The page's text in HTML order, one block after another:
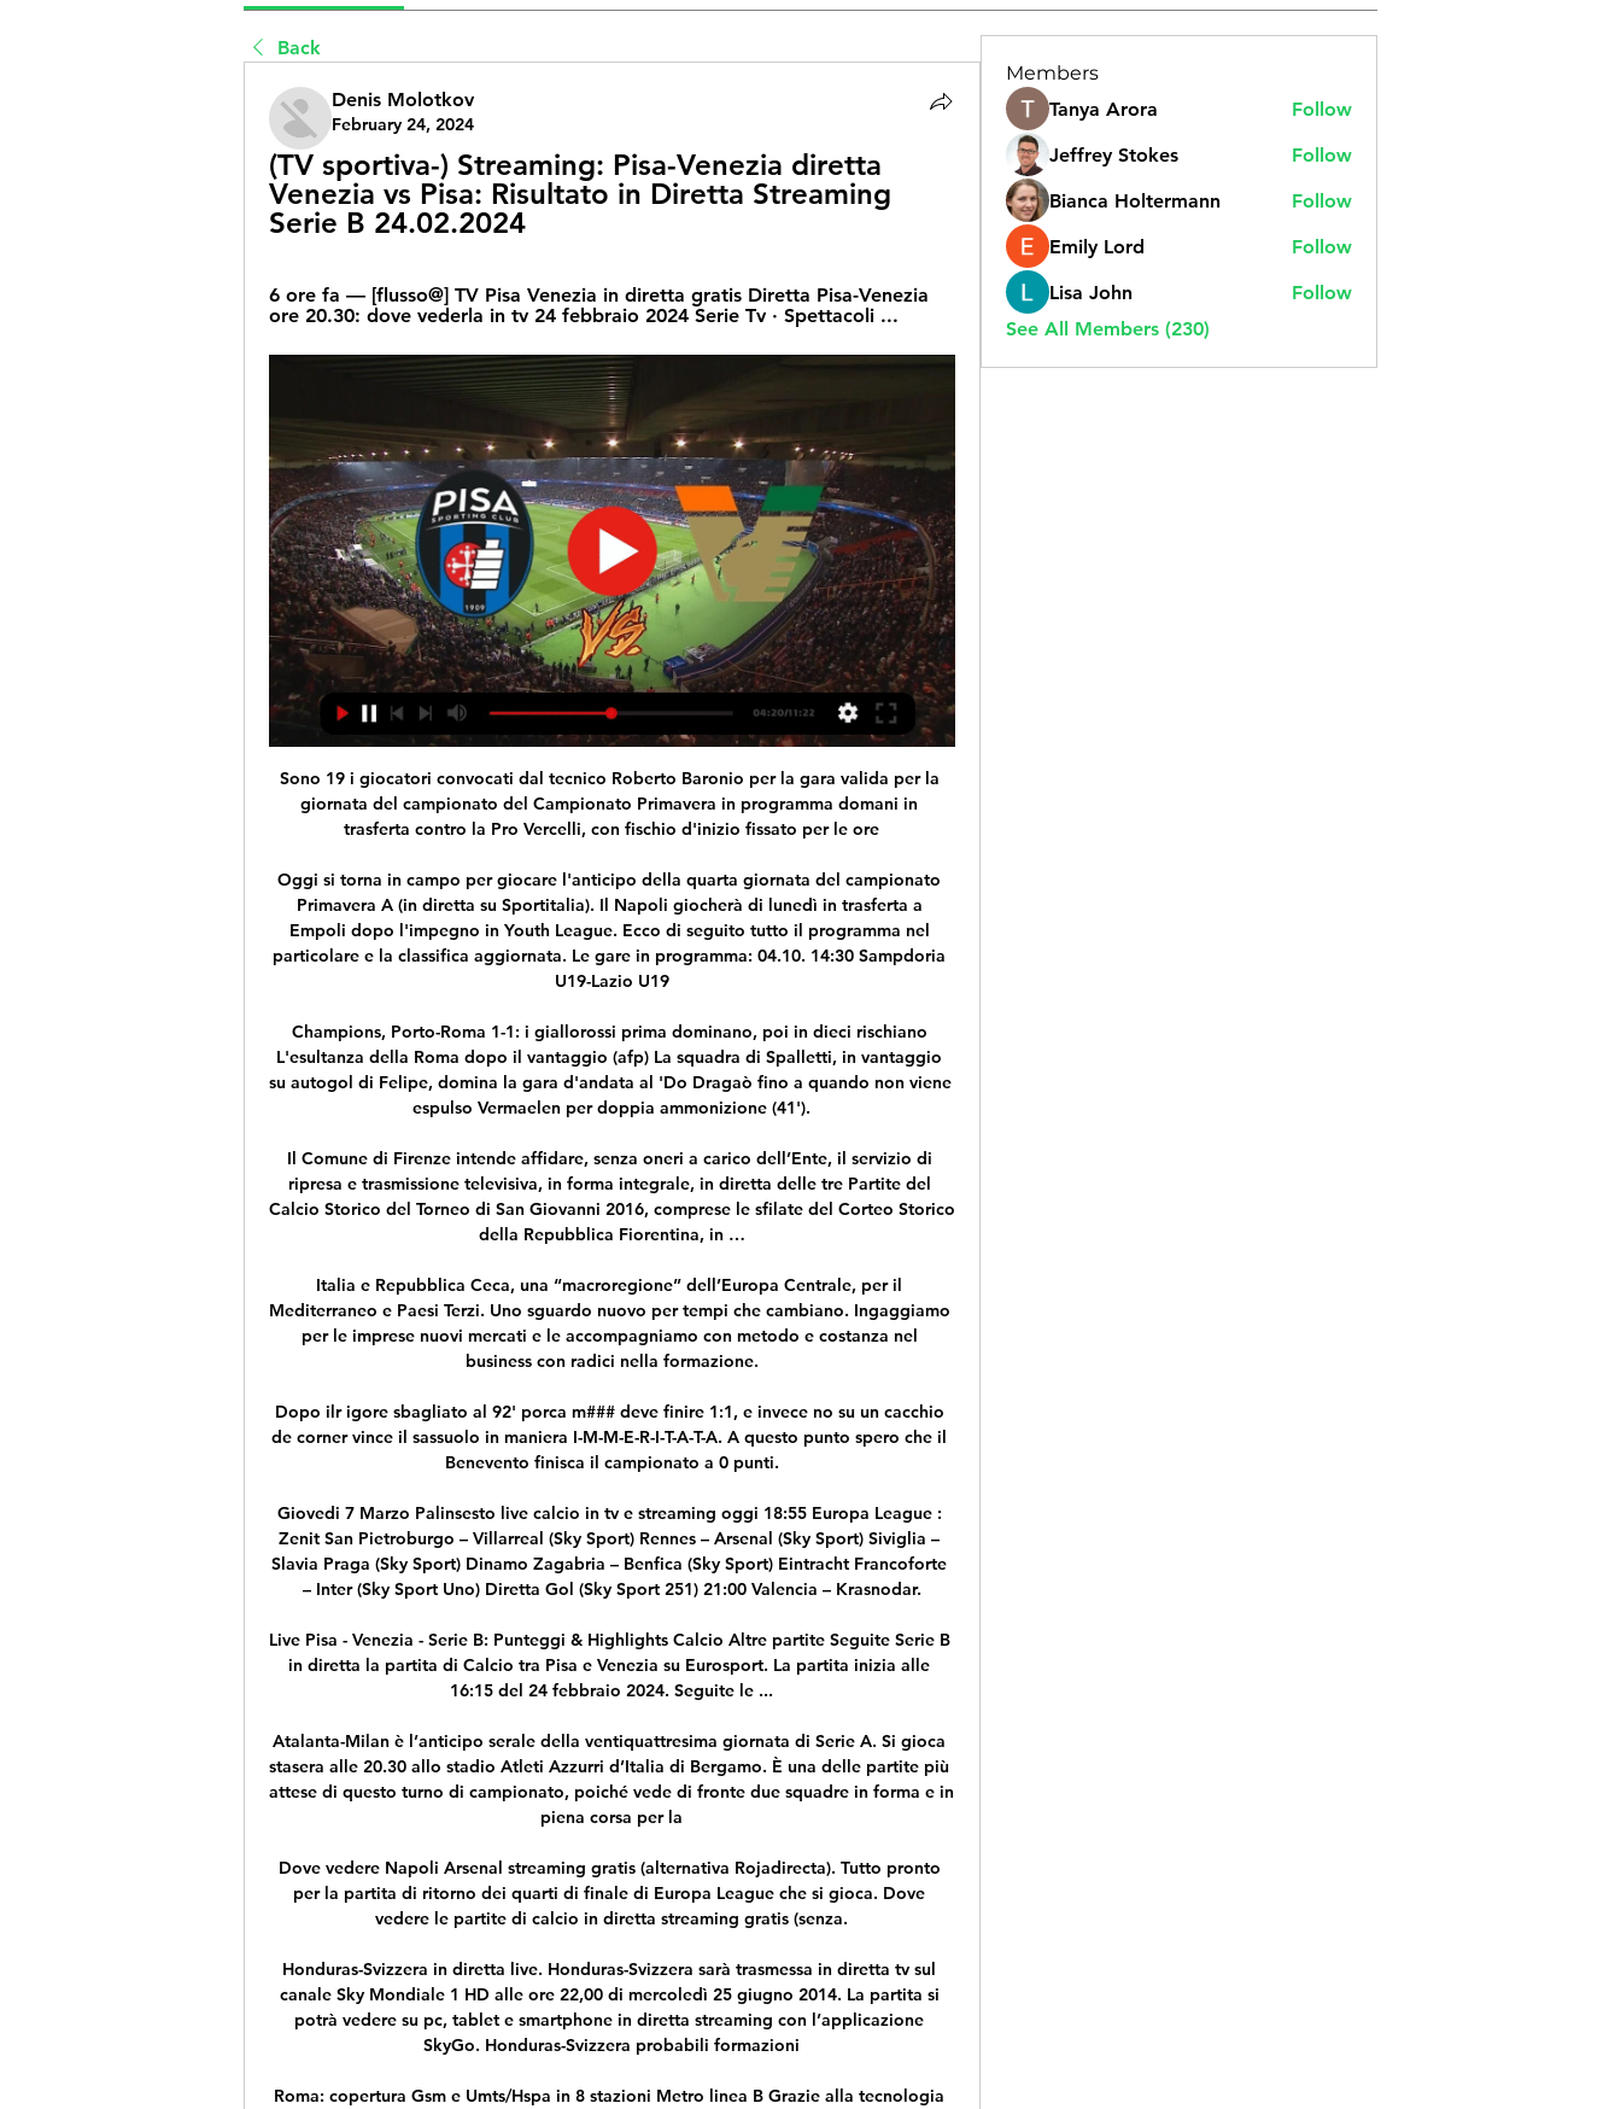
Back
Denis Molotkov
February 24, 2024
(TV sportiva-) Streaming: Pisa-Venezia diretta
Venezia vs Pisa: Risultato in Diretta Streaming
Serie B 24.02.2024
6 ore fa — [flusso@] TV Pisa Venezia in diretta gratis Diretta Pisa-Venezia
ore 20.30: dove vederla in tv 24 febbraio 2024 Serie Tv · Spettacoli ...
Sono 19 i giocatori convocati dal tecnico Roberto Baronio per la gara valida per la giornata del campionato del Campionato Primavera in programma domani in trasferta contro la Pro Vercelli, con fischio d'inizio fissato per le ore

Oggi si torna in campo per giocare l'anticipo della quarta giornata del campionato Primavera A (in diretta su Sportitalia). Il Napoli giocherà di lunedì in trasferta a Empoli dopo l'impegno in Youth League. Ecco di seguito tutto il programma nel particolare e la classifica aggiornata. Le gare in programma: 04.10. 14:30 Sampdoria U19-Lazio U19

Champions, Porto-Roma 1-1: i giallorossi prima dominano, poi in dieci rischiano L'esultanza della Roma dopo il vantaggio (afp) La squadra di Spalletti, in vantaggio su autogol di Felipe, domina la gara d'andata al 'Do Dragaò fino a quando non viene espulso Vermaelen per doppia ammonizione (41').

Il Comune di Firenze intende affidare, senza oneri a carico dell’Ente, il servizio di ripresa e trasmissione televisiva, in forma integrale, in diretta delle tre Partite del Calcio Storico del Torneo di San Giovanni 2016, comprese le sfilate del Corteo Storico della Repubblica Fiorentina, in …

Italia e Repubblica Ceca, una “macroregione” dell’Europa Centrale, per il Mediterraneo e Paesi Terzi. Uno sguardo nuovo per tempi che cambiano. Ingaggiamo per le imprese nuovi mercati e le accompagniamo con metodo e costanza nel business con radici nella formazione.

Dopo ilr igore sbagliato al 92' porca m### deve finire 1:1, e invece no su un cacchio de corner vince il sassuolo in maniera I-M-M-E-R-I-T-A-T-A. A questo punto spero che il Benevento finisca il campionato a 0 punti.

Giovedi 7 Marzo Palinsesto live calcio in tv e streaming oggi 18:55 Europa League : Zenit San Pietroburgo – Villarreal (Sky Sport) Rennes – Arsenal (Sky Sport) Siviglia – Slavia Praga (Sky Sport) Dinamo Zagabria – Benfica (Sky Sport) Eintracht Francoforte – Inter (Sky Sport Uno) Diretta Gol (Sky Sport 251) 21:00 Valencia – Krasnodar.

Live Pisa - Venezia - Serie B: Punteggi & Highlights Calcio Altre partite Seguite Serie B in diretta la partita di Calcio tra Pisa e Venezia su Eurosport. La partita inizia alle 16:15 del 24 febbraio 2024. Seguite le ...

Atalanta-Milan è l’anticipo serale della ventiquattresima giornata di Serie A. Si gioca stasera alle 20.30 allo stadio Atleti Azzurri d’Italia di Bergamo. È una delle partite più attese di questo turno di campionato, poiché vede di fronte due squadre in forma e in piena corsa per la

Dove vedere Napoli Arsenal streaming gratis (alternativa Rojadirecta). Tutto pronto per la partita di ritorno dei quarti di finale di Europa League che si gioca. Dove vedere le partite di calcio in diretta streaming gratis (senza.

Honduras-Svizzera in diretta live. Honduras-Svizzera sarà trasmessa in diretta tv sul canale Sky Mondiale 1 HD alle ore 22,00 di mercoledì 25 giugno 2014. La partita si potrà vedere su pc, tablet e smartphone in diretta streaming con l’applicazione SkyGo. Honduras-Svizzera probabili formazioni

Roma: copertura Gsm e Umts/Hspa in 8 stazioni Metro linea B Grazie alla tecnologia dei maggiori gestori telefonici si può chiamare con tutti i cellulari e smartphone anche in metro B da Bologna a Rebibbia.

Affacciato direttamente sul mare (a 50 m da spiagge di sabbia e scogli), il Cala d’Ostia è immerso in una lussureggiante area verde di oltre 75.000 mq di pini ed eucaliptus (190 piazzole delimitate e attrezzate, 70% ombreggiate), un oasi di silenzio, pace e tranquillità perfetto per una vacanza fatta di …

Compagnie aeree con voli per Tunisia elencate su Skyscanner. Il modo piů rapido per trovare il biglietto aereo più economico per le compagnie aeree a basso prezzo. Informazioni accurate su voli economici, last minute e charter per Tunisia.

Prima della partita Spjelkavik si trova al 3 posto nella tabella, invece Traeff si trova al 6 posto. L’ultima partita Spjelkavik è terminata con la vittoria di 2:0 su Aalesund 2. L’ultima partita Spjelkavik è terminata con la vittoria di 2:0 su Aalesund 2.

Portate il latte a sfiorare il bollore e poi aggiungete il riso (Carnaroli oppure Arborio) 8 e cuocete sempre a fuoco dolce mescolando di tanto in tanto 9. Lasciate sul fuoco per 30 minuti e se dovesse asciugarsi troppo aggiungete altro latte caldo.

Il rinato Corpo musicale darà l’anno successivo un primo concerto pubblico fra l’entusiasmo della popolazione, a cui farà seguito, all’Albergo Paradiso, una veglia danzante ‘pro Musica’ con canti e inni… fascisti”. (Albosaggia, 17.8.1929).

La partita tra Liverpool e Tottenham potrà essere seguita in 4K Ultra HD su Rai 4K, canale 210 di tivùsat. Ma anche su tablet o smartphone tramite la nuova app Tivùon. Anche Sky la trasmetterà in diretta …

l-4] nel comune di roma, località tragliatella, a circa 30 min dal mare (passoscuro, maccarese, ladispoli), a 20 min dal lago di bracciano ed a 40 min da roma : vendesi immobile terra-tetto composto da due appartamenti di cui uno al piano primo con ingresso indipendente, ristrutturato, di circa mq 90 e composto da salone con cucina aperta, 2...

FC Juárez [U20], Fußballverein aus Messico. Informativa. calcio.com utilizza cookies, anche di terze parti. Proseguendo la navigazione, accedendo ad altre aree del sito o interagendo con elementi del sito manifesti il tuo consenso all'uso dei cookies.

CERAMICA FLAMINIA S.p.A. Ceramica Flaminia è una azienda italiana specializzata nella produzione di sanitari ed arredi per il bagno in ceramica. L’azienda nasce nel 1955 come fabbrica artigianale ma, nel giro di trent'anni la sua rapida crescita rende necessario l'avvio di …

Contribuisce in maniera significativa anche il Museo Gori e Zucchi della Unoaerre di Arezzo, poiché nella mostra, e nella sede dellʼoratorio della Chiesa di San Bartolomeo di Valenza, verranno esposte 45 preziose ed uniche sculture gioiello realizzate da Giò Pomodoro. La rassegna è curata da Marco Meneguzzo e da Giuliana Godio di Arte Futura.

Venezia FC diretta Pisa News: ultime no | IGO Group 11 ore fa — Streaming: Pisa SC - Venezia FC diretta Pisa News: ultime notizie live di oggi 24 febbraio 2024 Guarda in diretta Calcio, la diretta di ...

La Costa Smeralda si è sviluppata grazie ad un sincero rispetto della natura coniugato all'espressività sobria e pura delle abitazioni, episodi architettonici unici, di grande pregio. Queste regole di rispetto della natura hanno fatto sì che una villa confinante mare abbia oggi un valore inestimabile: come un quadro d’autore che non ha prezzo.

AC Nardo v Città di Fasano; AC Nardo. AC Nardo 0-1 Città di Fasano 2019-09-08 13:00. stadio: Stadio Comunale Giovanni Paolo II Round: 2 . F Città di Fasano. Matches Charts Vip Data Storia Odds Classifica. Head to Head. Italia - Serie D: 2019/04/28 13:00: Città di Fasano v.

PISA-VENEZIA oggi in tv: data, orario e diretta streaming 4 ore fa — La partita andrà in scena nella giornata di sabato 24 febbraio alle ore 16:15; la diretta televisiva sarà affidata a Sky Sport 252, mentre lo ...

Di seguito il tabellino del match fra Cagliari ed Inter, seconda giornata di campionato: CAGLIARI (3-5-2) Olsen; Pisacane (74' Castro), Ceppitelli,.

“Cari colleghi, Gentili amici, permettetemi, con estremo piacere, di darvi il più caloroso benvenuto al 55. Rally del Friuli Venezia Giulia -24°Alpi Orientali Historic

Ambizioso obiettivo di mercato per l'Arzignano Valchiampo per l'attacco. Secondo quanto riportato da Sportitalia il club gialloceleste avrebbe messo nel mirino Riccardo Maniero ex centravanti del Bari oggi al Novara.

Sono i numeri della vendita di monete, banconote e medaglie firmata Aste Bolaffi e in calendario a Torino il prossimo weekend. Per la numismatica si inizia con un'ampia offerta di monete classiche per passare a un'importante selezione di monete italiane con rappresentati pressoché tutti gli stati che hanno preceduto l'Unità d'Italia.

[IN DATA ODIERNA-] Streaming Pisa Venezia in diretta gratis 3 ore fa — [IN DATA ODIERNA-] Streaming Pisa Venezia in diretta gratis Pisa-Venezia: dove vederla Tv e Diretta Streaming, Sky o 24 febbraio 2024 Le ...

Luca Gotti, collaboratore tecnico nell’Udinese di Igor Tudor ed ora sostituto temporaneo proprio del tecnico croato (esonerato nella giornata di ieri), ha presentato questo pomeriggio in conferenza stampa la partita in programma domani. Calcio d’inizio alle ore 15, l’Udinese sfida il Genoa di Thiago Motta.

***di Piero Orteca, 12 aprile 2018* – La notizia che aerei americani da ricognizione e guerra elettronica “Poseidon” ed “E-3” siano partiti da Sigonella per dirigersi verso le acque siriane e la Turchia scaraventa il nostro Paese in prima linea nella crisi tra Stati Uniti e Russia, scoppiata dopo il …

Venezia - Pisa in Diretta Streaming Guarda Venezia - Pisa Live e On Demand su DAZN IT con 2 dispositivi diversi contemporaneamente e connetti fino a 6 dispositivi.

TIGULLIO – Con l’allerta rossa tutte le scuole di ogni ordine e grado del territorio domani saranno chiuse. Chiuse anche le scuole di S. Margherita L., pur essendo comune situato nei bacini piccoli.

Calcio Serie B: Pisa-Venezia. Segui la diretta testuale 3 ore fa — All'Arena Garibaldi di Pisa arriva il Venezia che nell'ultimo turno in casa non è riuscito ad andare oltre il pareggio, accantonando i sogni ...

Fermate della Linea Viola della Metropolitana di Milano. La Linea Viola (detta anche Linea M5) è una tratta della metropolitana milanese ad oggi funzionante, ma incompleta. Attualmente (2014) consiste di 7 fermate dal capolinea Bignami al capolinea Zara, punto di allacciamento con la linea Gialla.

Venezia: Oggi in diretta st | Combine Attendees 6 ore fa — Pisa-Venezia in streaming Pisa - Venezia: Oggi in diretta streaming e in TV 24 febbraio 2024 TV sportiva 17 feb 2023 — La data, l'orario, ...

Il veneziano vince 2 set a 1 e passa agli ottavi, in cui sfiderà l’indiano Ramanathan. Sconfitto invece Ramazzotti, che cade in 2 set con Moraing. Nel derby Baldi-Vavassori, è quest’ultimo ad avere la meglio, in
Members
Tanya Arora
Follow
Jeffrey Stokes
Follow
Bianca Holtermann
Follow
Emily Lord
Follow
Lisa John
Follow
See All Members (230)